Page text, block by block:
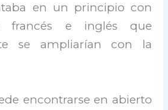
en un principio con
francés e inglés que
se ampliarían con la
encontrarse en abierto